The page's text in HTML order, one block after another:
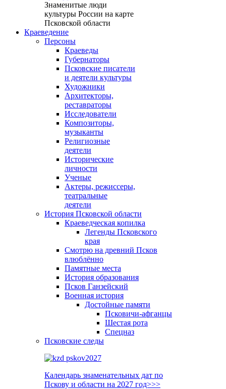
Знаменитые люди
культуры России на карте
Псковской области
Краеведение
Персоны
Краеведы
Губернаторы
Псковские писатели
и деятели культуры
Художники
Архитекторы,
реставраторы
Исследователи
Композиторы,
музыканты
Религиозные
деятели
Исторические
личности
Ученые
Актеры, режиссеры,
театральные
деятели
История Псковской области
Краеведческая копилка
Легенды Псковского
края
Смотрю на древний Псков
влюблённо
Памятные места
История образования
Псков Ганзейский
Военная история
Достойные памяти
Псковичи-афганцы
Шестая рота
Спецназ
Псковские следы
Календарь знаменательных дат по
Пскову и области на 2027 год>>>